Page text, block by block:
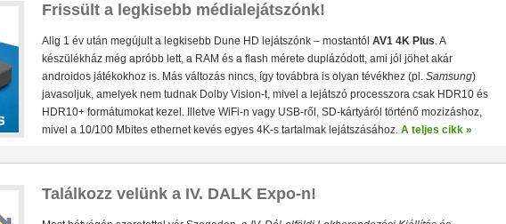
• A
választható • Hot spare lemez(ek) a RAID javításához
• 5
MByte/s merevlemezekkel) • Ingyenes backup-szoftver
Frissült a legkisebb médialejátszónk!
Alig 1 év után megújult a legkisebb Dune HD lejátszónk – mostantól AV1 4K Plus. A
készülékház még apróbb lett, a RAM és a flash mérete duplázódott, ami jól jöhet akár
androidos játékokhoz is. Más változás nincs, így továbbra is olyan tévékhez (pl. Samsung)
javasoljuk, amelyek nem tudnak Dolby Vision-t, mivel a lejátszó processzora csak HDR10 és
HDR10+ formátumokat kezel. Illetve WiFi-n vagy USB-ről, SD-kártyáról történő mozizáshoz,
mivel a 10/100 Mbites ethernet kevés egyes 4K-s tartalmak lejátszásához. A teljes cikk »
Találkozz velünk a IV. DALK Expo-n!